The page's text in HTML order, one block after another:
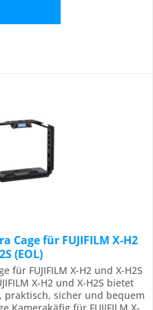
Cage für FUJIFILM X-H2
(EOL)
für FUJIFILM X-H2 und X-H2S
X-H2 und X-H2S bietet
praktisch, sicher und bequem
Kamerakäfig für FUJIFILM X-